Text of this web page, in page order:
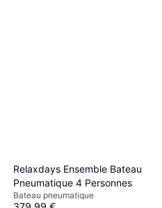
Relaxdays Ensemble Bateau
Pneumatique 4 Personnes
Bateau pneumatique